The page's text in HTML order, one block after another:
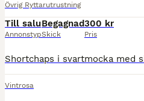
Övrig Ryttarutrustning
Till salu
Annonstyp
Begagnad
Skick
300 kr
Pris
Vintrosa